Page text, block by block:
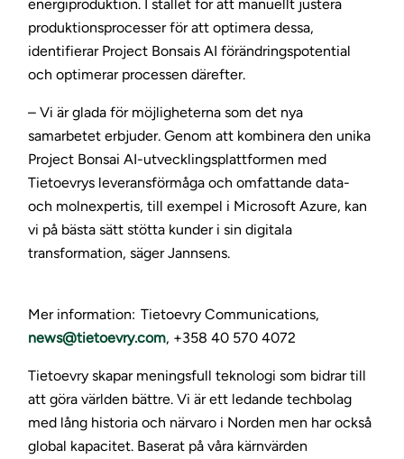
energiproduktion. I stället för att manuellt justera
produktionsprocesser för att optimera dessa,
identifierar Project Bonsais AI förändringspotential
och optimerar processen därefter.
– Vi är glada för möjligheterna som det nya
samarbetet erbjuder. Genom att kombinera den unika
Project Bonsai AI-utvecklingsplattformen med
Tietoevrys leveransförmåga och omfattande data-
och molnexpertis, till exempel i Microsoft Azure, kan
vi på bästa sätt stötta kunder i sin digitala
transformation, säger Jannsens.
Mer information: Tietoevry Communications,
news@tietoevry.com, +358 40 570 4072
Tietoevry skapar meningsfull teknologi som bidrar till
att göra världen bättre. Vi är ett ledande techbolag
med lång historia och närvaro i Norden men har också
global kapacitet. Baserat på våra kärnvärden